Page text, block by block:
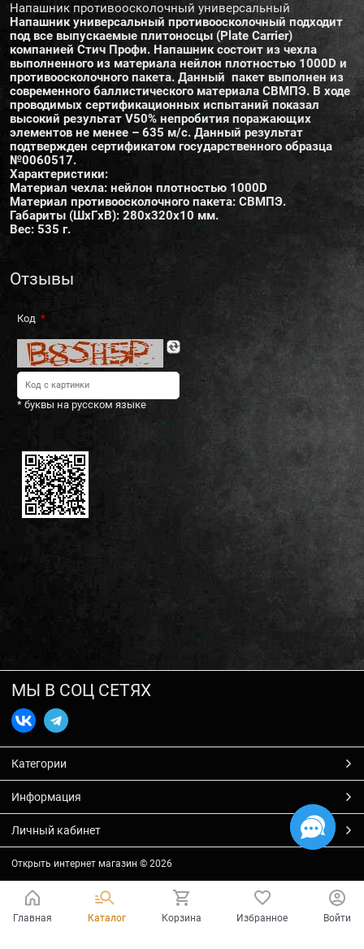
Напашник противоосколочный универсальный
Напашник универсальный противоосколочный подходит
под все выпускаемые плитоносцы (Plate Carrier)
компанией Стич Профи. Напашник состоит из чехла
выполненного из материала нейлон плотностью 1000D и
противоосколочного пакета. Данный пакет выполнен из
современного баллистического материала СВМПЭ. В ходе
проводимых сертификационных испытаний показал
высокий результат V50% непробития поражающих
элементов не менее – 635 м/с. Данный результат
подтвержден сертификатом государственного образца
№0060517.
Характеристики:
Материал чехла: нейлон плотностью 1000D
Материал противоосколочного пакета: СВМПЭ.
Габариты (ШxГxВ): 280х320х10 мм.
Вес: 535 г.
Отзывы
Код
* буквы на русском языке
МЫ В СОЦ СЕТЯХ
Категории
Информация
Личный кабинет
Открыть интернет магазин © 2026
Главная Каталог Корзина Избранное Войти